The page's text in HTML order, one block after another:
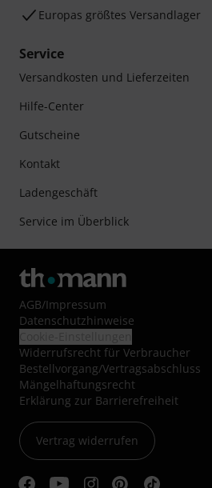
Europas größtes Versandlager
Service
Versandkosten und Lieferzeiten
Hilfe-Center
Gutscheine
Kontakt
Ladengeschäft
Service im Überblick
AGB/Impressum
Datenschutzhinweise
Widerrufsrecht für Verbraucher
Bestellvorgang/Vertragsabschluss
Mängelhaftungsrecht
Erklärung zur Barrierefreiheit
Vertrag widerrufen